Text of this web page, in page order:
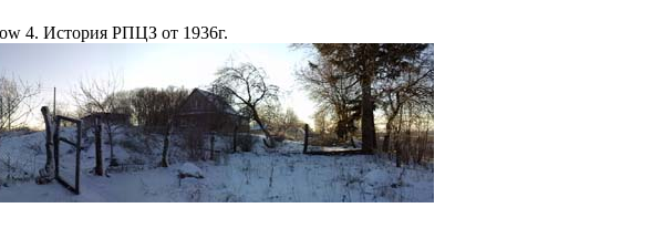
4. История РПЦЗ от 1936г.